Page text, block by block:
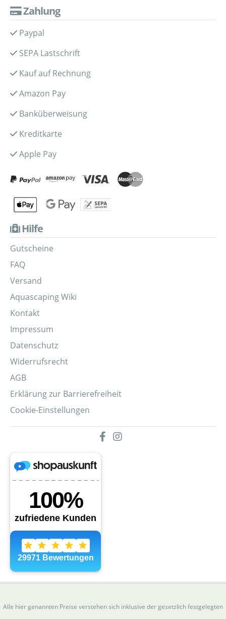
Zahlung
Paypal
SEPA Lastschrift
Kauf auf Rechnung
Amazon Pay
Banküberweisung
Kreditkarte
Apple Pay
Hilfe
Gutscheine
FAQ
Versand
Aquascaping Wiki
Kontakt
Impressum
Datenschutz
Widerrufsrecht
AGB
Erklärung zur Barrierefreiheit
Cookie-Einstellungen
Alle hier genannten Preise verstehen sich inklusive der gesetzlich festgelegten